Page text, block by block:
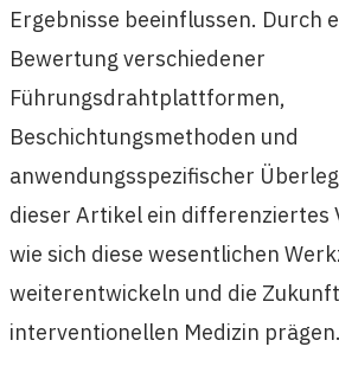
Ergebnisse beeinflussen. Durch
Bewertung verschiedener
Führungsdrahtplattformen,
Beschichtungsmethoden und
anwendungsspezifischer
dieser Artikel ein differenziertes
wie sich diese wesentlichen
weiterentwickeln und die
interventionellen Medizin prägen.